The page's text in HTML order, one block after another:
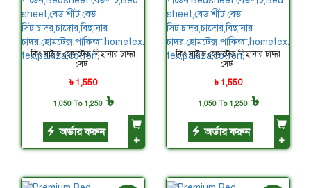
কিং সাইজ হোমটেক্স বিছানার চাদর
সেট।
৳ 1,550
1,050 To 1,250৳
অর্ডার করুন
+
কিং সাইজ হোমটেক্স বিছানার চাদর
সেট।
৳ 1,550
1,050 To 1,250৳
অর্ডার করুন
+